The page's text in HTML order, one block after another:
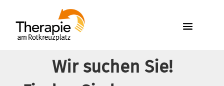
Wir suchen Sie!